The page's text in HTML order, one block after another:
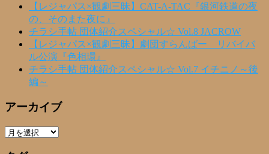
【レジャパス×観劇三昧】CAT-A-TAC『銀河鉄道の夜
の、そのまた夜に』
チラシ手帖 団体紹介スペシャル☆ Vol.8 JACROW
【レジャパス×観劇三昧】劇団すらんばー リバイバ
ル公演『色相環』
チラシ手帖 団体紹介スペシャル☆ Vol.7 イチニノ～後
編～
アーカイブ
ア